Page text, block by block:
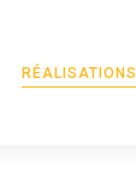
RÉALISATIONS